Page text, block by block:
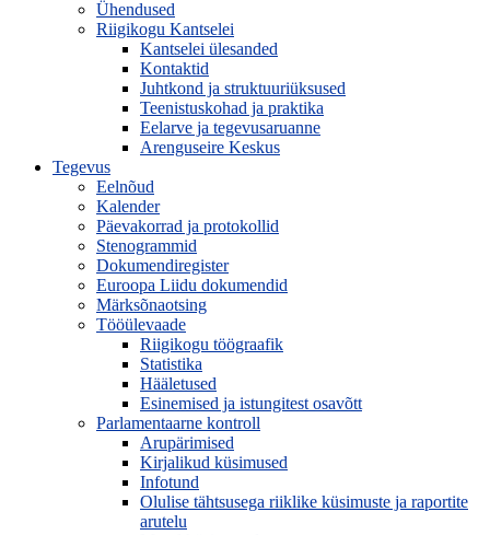
Ühendused
Riigikogu Kantselei
Kantselei ülesanded
Kontaktid
Juhtkond ja struktuuriüksused
Teenistuskohad ja praktika
Eelarve ja tegevusaruanne
Arenguseire Keskus
Tegevus
Eelnõud
Kalender
Päevakorrad ja protokollid
Stenogrammid
Dokumendiregister
Euroopa Liidu dokumendid
Märksõnaotsing
Tööülevaade
Riigikogu töögraafik
Statistika
Hääletused
Esinemised ja istungitest osavõtt
Parlamentaarne kontroll
Arupärimised
Kirjalikud küsimused
Infotund
Olulise tähtsusega riiklike küsimuste ja raportite
arutelu